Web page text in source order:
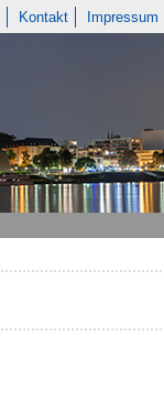
Kontakt Impressum